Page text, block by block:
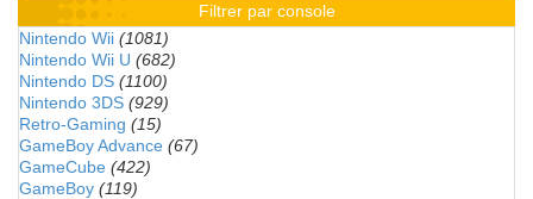
Filtrer par console
Nintendo Wii (1081)
Nintendo Wii U (682)
Nintendo DS (1100)
Nintendo 3DS (929)
Retro-Gaming (15)
GameBoy Advance (67)
GameCube (422)
GameBoy (119)